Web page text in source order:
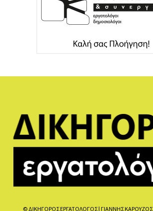
© ΔΙΚΗΓΟΡΟΣ ΕΡΓΑΤΟΛΟΓΟΣ | ΓΙΑΝΝΗΣ ΚΑΡΟΥΖΟΣ